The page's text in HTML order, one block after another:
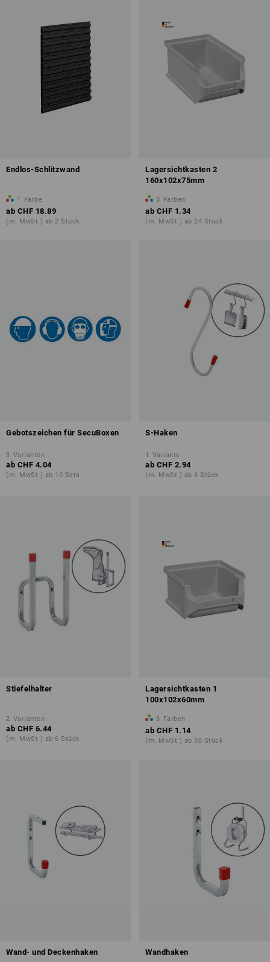
Endlos-Schlitzwand
1 Farbe
ab CHF 18.89
(m. MwSt.) ab 2 Stück
Lagersichtkasten 2
160x102x75mm
3 Farben
ab CHF 1.34
(m. MwSt.) ab 24 Stück
Gebotszeichen für SecuBoxen
3 Varianten
ab CHF 4.04
(m. MwSt.) ab 10 Sets
S-Haken
1 Variante
ab CHF 2.94
(m. MwSt.) ab 6 Stück
Stiefelhalter
2 Varianten
ab CHF 6.44
(m. MwSt.) ab 6 Stück
Lagersichtkasten 1
100x102x60mm
3 Farben
ab CHF 1.14
(m. MwSt.) ab 30 Stück
Wand- und Deckenhaken Wandhaken